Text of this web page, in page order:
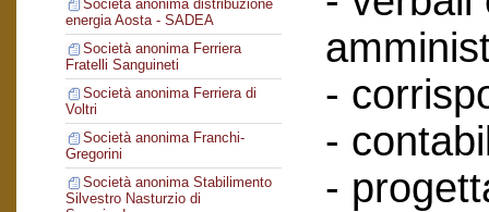
Società anonima distribuzione
energia Aosta - SADEA
Società anonima Ferriera
Fratelli Sanguineti
Società anonima Ferriera di
Voltri
Società anonima Franchi-
Gregorini
Società anonima Stabilimento
Silvestro Nasturzio di
-
-
-